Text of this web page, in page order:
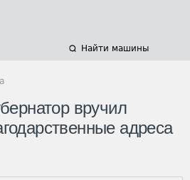
Найти машины
вручил
адреса